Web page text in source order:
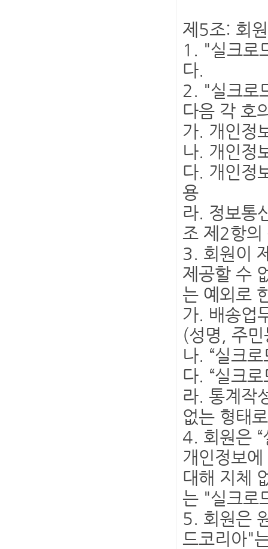
제5조: 회
1. "실크로
다.
2. "실크로
다음 각 호
가. 개인정
나. 개인정
다. 개인정
용
라. 정보통
조 제2항
3. 회원이
제공할 수
는 예외로
가. 배송업
(성명, 주
나. “실크
다. “실크
라. 통계작
없는 형태
4. 회원은
개인정보
대해 지체
는 "실크로
5. 회원은
드코리아"